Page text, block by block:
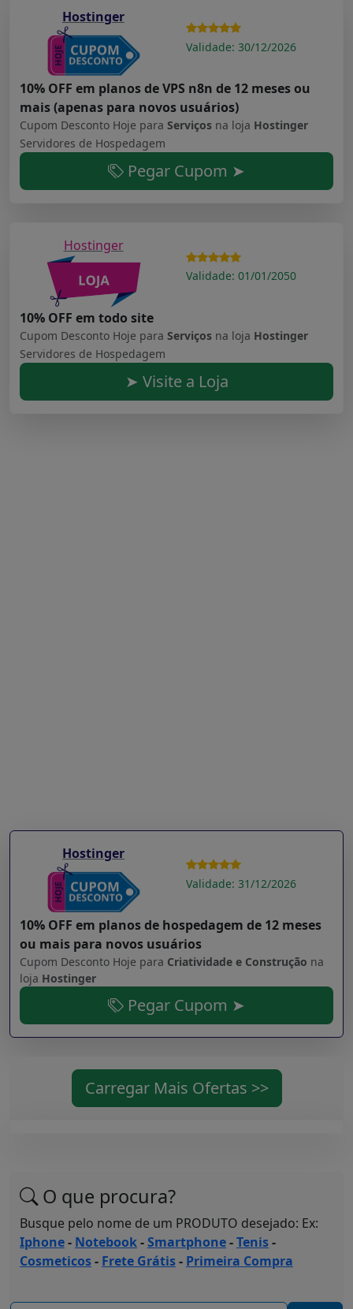
Hostinger
Validade: 30/12/2026
10% OFF em planos de VPS n8n de 12 meses ou
mais (apenas para novos usuários)
Cupom Desconto Hoje para Serviços na loja Hostinger
Servidores de Hospedagem
Pegar Cupom ➤
Hostinger
Validade: 01/01/2050
10% OFF em todo site
Cupom Desconto Hoje para Serviços na loja Hostinger
Servidores de Hospedagem
➤ Visite a Loja
Hostinger
Validade: 31/12/2026
10% OFF em planos de hospedagem de 12 meses
ou mais para novos usuários
Cupom Desconto Hoje para Criatividade e Construção na
loja Hostinger
Pegar Cupom ➤
Carregar Mais Ofertas >>
O que procura?
Busque pelo nome de um PRODUTO desejado: Ex:
Iphone- Notebook-Smartphone-Tenis-
Cosmeticos- Frete Grátis- Primeira Compra